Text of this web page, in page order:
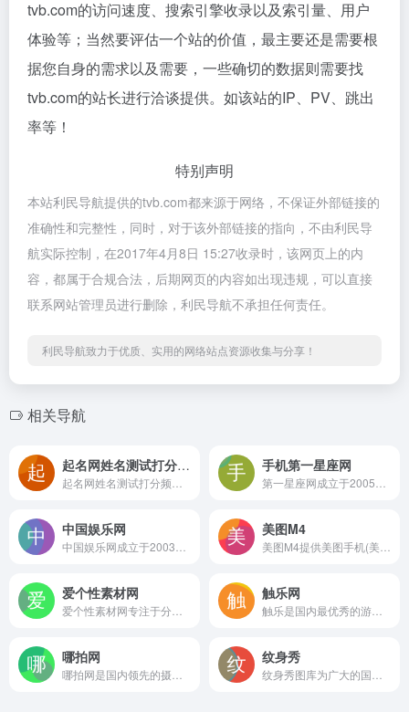
tvb.com的访问速度、搜索引擎收录以及索引量、用户
体验等；当然要评估一个站的价值，最主要还是需要根
据您自身的需求以及需要，一些确切的数据则需要找
tvb.com的站长进行洽谈提供。如该站的IP、PV、跳出
率等！
特别声明
本站利民导航提供的tvb.com都来源于网络，不保证外部链接的
准确性和完整性，同时，对于该外部链接的指向，不由利民导
航实际控制，在2017年4月8日 15:27收录时，该网页上的内
容，都属于合规合法，后期网页的内容如出现违规，可以直接
联系网站管理员进行删除，利民导航不承担任何责任。
利民导航致力于优质、实用的网络站点资源收集与分享！
相关导航
起名网姓名测试打分频道 手机第一星座网
中国娱乐网 美图M4
爱个性素材网 触乐网
哪拍网 纹身秀